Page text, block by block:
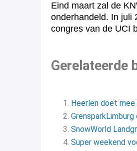
Eind maart zal de
onderhandeld. In juli
congres van de UCI
Gerelateerde
Heerlen doet mee
SnowWorld
Super weekend